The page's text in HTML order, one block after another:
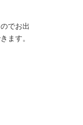
でお出
ます。